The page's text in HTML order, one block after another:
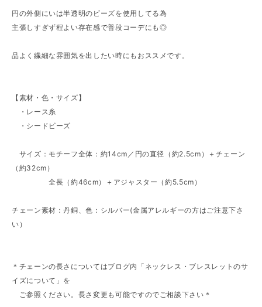
円の外側にいは半透明のビーズを使用してる為
主張しすぎず程よい存在感で普段コーデにも◎
品よく繊細な雰囲気を出したい時にもおススメです。
【素材・色・サイズ】
・レース糸
・シードビーズ
サイズ：モチーフ全体：約14cm／円の直径（約2.5cm）＋チェーン
（約32cm）
全長（約46cm）＋アジャスター（約5.5cm）
チェーン素材：丹銅、色：シルバー(金属アレルギーの方はご注意下さ
い）
＊チェーンの長さについてはブログ内「ネックレス・ブレスレットのサ
イズについて」を
ご参照ください。長さ変更も可能ですのでご相談下さい＊